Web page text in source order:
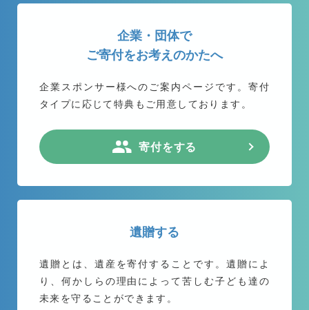
企業・団体で
ご寄付をお考えのかたへ
企業スポンサー様へのご案内ページです。 寄付
タイプに応じて特典もご用意しております。
寄付をする
遺贈する
遺贈とは、遺産を寄付することです。遺贈によ
り、何かしらの理由によって苦しむ子ども達の
未来を守ることができます。